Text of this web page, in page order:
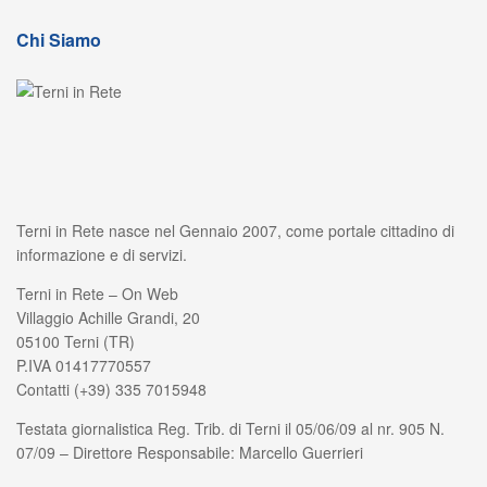
Chi Siamo
Terni in Rete nasce nel Gennaio 2007, come portale cittadino di
informazione e di servizi.
Terni in Rete – On Web
Villaggio Achille Grandi, 20
05100 Terni (TR)
P.IVA 01417770557
Contatti (+39) 335 7015948
Testata giornalistica Reg. Trib. di Terni il 05/06/09 al nr. 905 N.
07/09 – Direttore Responsabile: Marcello Guerrieri